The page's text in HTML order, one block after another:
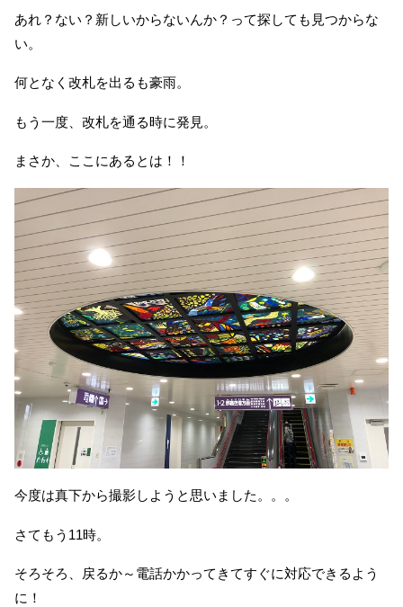
あれ？ない？新しいからないんか？って探しても見つからな
い。
何となく改札を出るも豪雨。
もう一度、改札を通る時に発見。
まさか、ここにあるとは！！
今度は真下から撮影しようと思いました。。。
さてもう11時。
そろそろ、戻るか～電話かかってきてすぐに対応できるよう
に！